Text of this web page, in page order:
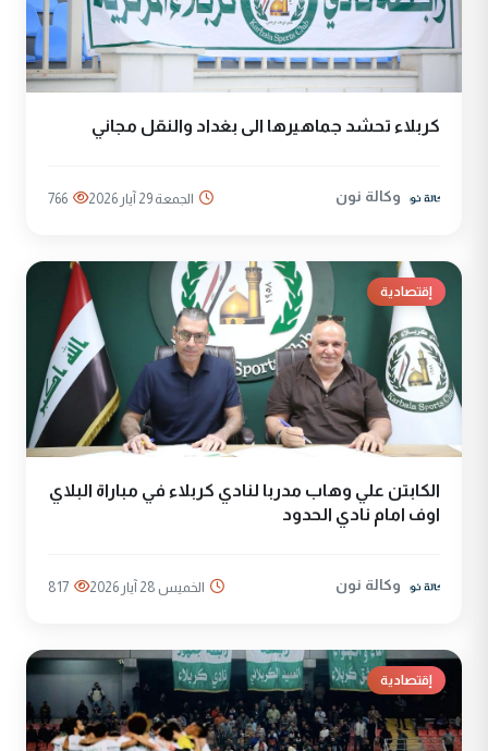
كربلاء تحشد جماهيرها الى بغداد والنقل مجاني
وكالة نون الجمعة 29 آيار 2026 766
إقتصادية
الكابتن علي وهاب مدربا لنادي كربلاء في مباراة البلاي
اوف امام نادي الحدود
وكالة نون الخميس 28 آيار 2026 817
إقتصادية